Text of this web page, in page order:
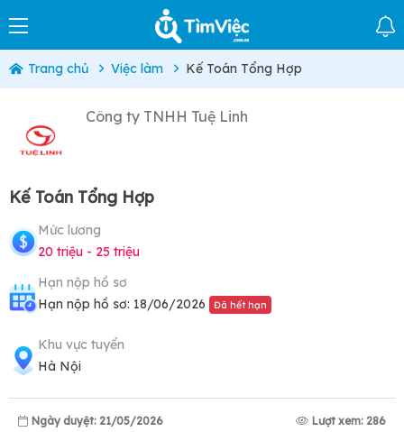
Trang chủ Việc làm Kế Toán Tổng Hợp
Công ty TNHH Tuệ Linh
Kế Toán Tổng Hợp
Mức lương
20 triệu - 25 triệu
Hạn nộp hồ sơ
Hạn nộp hồ sơ: 18/06/2026
Đã hết hạn
Khu vực tuyển
Hà Nội
Ngày duyệt: 21/05/2026 Lượt xem: 286